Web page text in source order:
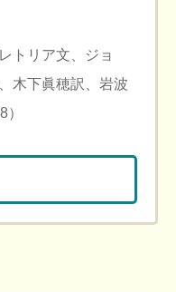
トリア文、ジョ
木下眞穂訳、岩波